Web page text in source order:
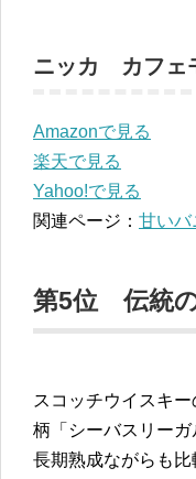
ニッカ カフェ
Amazonで見る
楽天で見る
Yahoo!で見る
関連ページ： 甘いバ
第5位 伝統
スコッチウイスキ
柄「シーバスリーガ
長期熟成ながらも